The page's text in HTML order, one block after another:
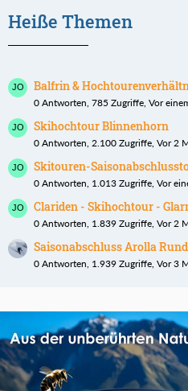
Heiße Themen
Balfrin &
0 Antworten, 785 Zugriffe, Vor
Skihochtour Blinnenhorn
0 Antworten, 2.100 Zugriffe, Vor 2
Skitouren-
0 Antworten, 1.013 Zugriffe, Vor
Clariden - Skihochtour -
0 Antworten, 1.839 Zugriffe, Vor 2
Saisonabschluss Arolla
0 Antworten, 1.939 Zugriffe, Vor 3